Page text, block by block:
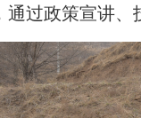
通过政策宣讲